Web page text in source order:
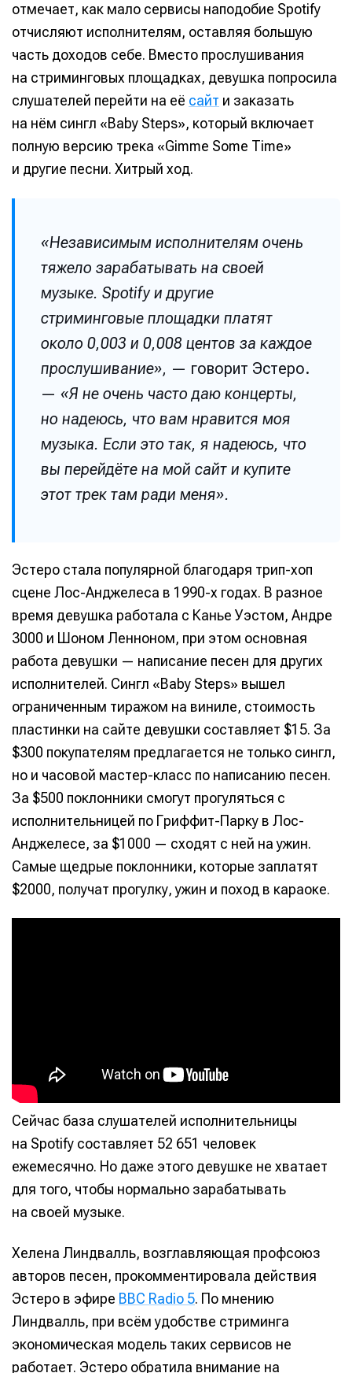
отмечает, как мало сервисы наподобие Spotify
отчисляют исполнителям, оставляя большую
часть доходов себе. Вместо прослушивания
на стриминговых площадках, девушка попросила
слушателей перейти на её сайт и заказать
на нём сингл «Baby Steps», который включает
полную версию трека «Gimme Some Time»
и другие песни. Хитрый ход.
«Независимым исполнителям очень
тяжело зарабатывать на своей
музыке. Spotify и другие
стриминговые площадки платят
около 0,003 и 0,008 центов за каждое
прослушивание», — говорит Эстеро.
— «Я не очень часто даю концерты,
но надеюсь, что вам нравится моя
музыка. Если это так, я надеюсь, что
вы перейдёте на мой сайт и купите
этот трек там ради меня».
Эстеро стала популярной благодаря трип-хоп
сцене Лос-Анджелеса в 1990-х годах. В разное
время девушка работала с Канье Уэстом, Андре
3000 и Шоном Ленноном, при этом основная
работа девушки — написание песен для других
исполнителей. Сингл «Baby Steps» вышел
ограниченным тиражом на виниле, стоимость
пластинки на сайте девушки составляет $15. За
$300 покупателям предлагается не только сингл,
но и часовой мастер-класс по написанию песен.
За $500 поклонники смогут прогуляться с
исполнительницей по Гриффит-Парку в Лос-
Анджелесе, за $1000 — сходят с ней на ужин.
Самые щедрые поклонники, которые заплатят
$2000, получат прогулку, ужин и поход в караоке.
Сейчас база слушателей исполнительницы
на Spotify составляет 52 651 человек
ежемесячно. Но даже этого девушке не хватает
для того, чтобы нормально зарабатывать
на своей музыке.
Хелена Линдвалль, возглавляющая профсоюз
авторов песен, прокомментировала действия
Эстеро в эфире BBC Radio 5. По мнению
Линдвалль, при всём удобстве стриминга
экономическая модель таких сервисов не
работает. Эстеро обратила внимание на